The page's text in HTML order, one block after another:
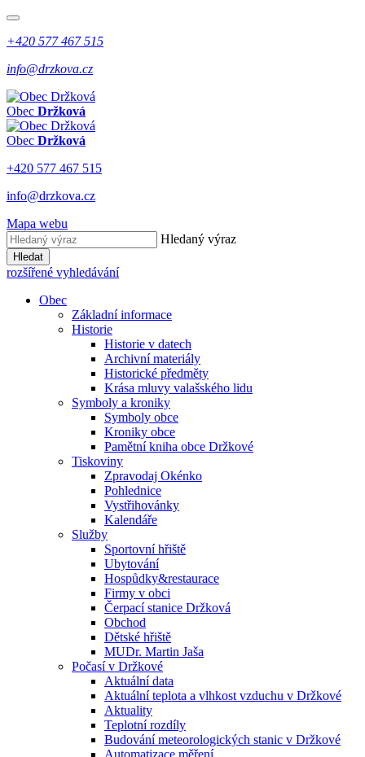
+420 577 467 515
info@drzkova.cz
Obec Držková
Obec Držková
+420 577 467 515
info@drzkova.cz
Mapa webu
Hledaný výraz
Hledat
rozšířené vyhledávání
Obec
Základní informace
Historie
Historie v datech
Archivní materiály
Historické předměty
Krása mluvy valašského lidu
Symboly a kroniky
Symboly obce
Kroniky obce
Pamětní kniha obce Držkové
Tiskoviny
Zpravodaj Okénko
Pohlednice
Vystřihovánky
Kalendáře
Služby
Sportovní hřiště
Ubytování
Hospůdky&restaurace
Firmy v obci
Čerpací stanice Držková
Obchod
Dětské hřiště
MUDr. Martin Jaša
Počasí v Držkové
Aktuální data
Aktuální teplota a vlhkost vzduchu v Držkové
Aktuality
Teplotní rozdíly
Budování meteorologických stanic v Držkové
Automatizace měření